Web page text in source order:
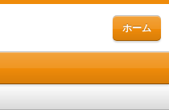
ホーム